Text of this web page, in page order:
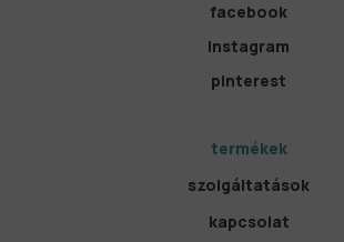
facebook
instagram
pinterest
termékek
szolgáltatások
kapcsolat